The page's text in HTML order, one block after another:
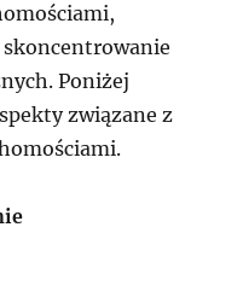
Poniżej
związane z